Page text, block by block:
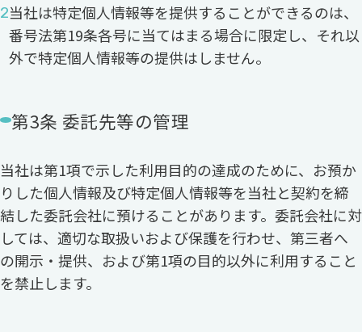
当社は特定個人情報等を提供することができるのは、
番号法第19条各号に当てはまる場合に限定し、それ以
外で特定個人情報等の提供はしません。
第3条 委託先等の管理
当社は第1項で示した利用目的の達成のために、お預か
りした個人情報及び特定個人情報等を当社と契約を締
結した委託会社に預けることがあります。委託会社に対
しては、適切な取扱いおよび保護を行わせ、第三者へ
の開示・提供、および第1項の目的以外に利用すること
を禁止します。